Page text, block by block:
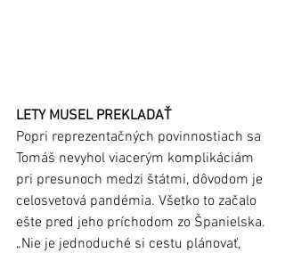
LETY MUSEL PREKLADAŤ
Popri reprezentačných povinnostiach sa
Tomáš nevyhol viacerým komplikáciám
pri presunoch medzi štátmi, dôvodom je
celosvetová pandémia. Všetko to začalo
ešte pred jeho príchodom zo Španielska.
„Nie je jednoduché si cestu plánovať,